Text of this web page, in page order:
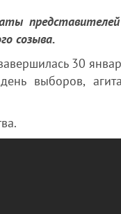
созыва.
30
выборов,